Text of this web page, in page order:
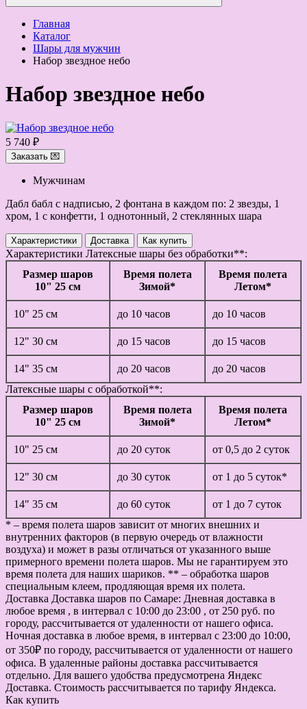
Главная
Каталог
Шары для мужчин
Набор звездное небо
Набор звездное небо
5 740 ₽
Заказать 💌
Мужчинам
Дабл бабл с надписью, 2 фонтана в каждом по: 2 звезды, 1
хром, 1 с конфетти, 1 однотонный, 2 стеклянных шара
Характеристики Доставка Как купить
Характеристики Латексные шары без обработки**:
Размер шаров
10" 25 см
Время полета
Зимой*
Время полета
Летом*
10" 25 см до 10 часов до 10 часов
12" 30 см до 15 часов до 15 часов
14" 35 см до 20 часов
до 20 часов
Латексные шары с обработкой**:
Размер шаров
10" 25 см
Время полета
Зимой*
Время полета
Летом*
10" 25 см до 20 суток от 0,5 до 2 суток
12" 30 см до 30 суток от 1 до 5 суток*
14" 35 см до 60 суток
от 1 до 7 суток
* – время полета шаров зависит от многих внешних и
внутренних факторов (в первую очередь от влажности
воздуха) и может в разы отличаться от указанного выше
примерного времени полета шаров. Мы не гарантируем это
время полета для наших шариков. ** – обработка шаров
специальным клеем, продляющая время их полета.
Доставка Доставка шаров по Самаре: Дневная доставка в
любое время , в интервал с 10:00 до 23:00 , от 250 руб. по
городу, рассчитывается от удаленности от нашего офиса.
Ночная доставка в любое время, в интервал с 23:00 до 10:00,
от 350₽ по городу, рассчитывается от удаленности от нашего
офиса. В удаленные районы доставка рассчитывается
отдельно. Для вашего удобства предусмотрена Яндекс
Доставка. Стоимость рассчитывается по тарифу Яндекса.
Как купить